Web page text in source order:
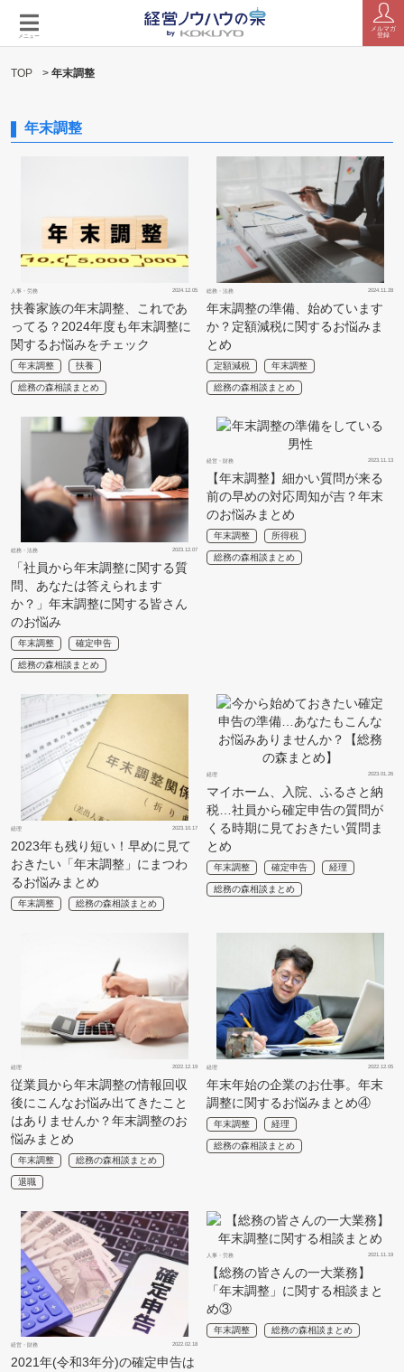
メニュー
メルマガ
登録
TOP > 年末調整
年末調整
人事・労務 2024.12.05
扶養家族の年末調整、これであ
ってる？2024年度も年末調整に
関するお悩みをチェック
年末調整 扶養
総務の森相談まとめ
総務・法務 2024.11.28
年末調整の準備、始めています
か？定額減税に関するお悩みま
とめ
定額減税 年末調整
総務の森相談まとめ
総務・法務 2023.12.07
「社員から年末調整に関する質
問、あなたは答えられます
か？」年末調整に関する皆さん
のお悩み
年末調整 確定申告
総務の森相談まとめ
経営・財務 2023.11.13
【年末調整】細かい質問が来る
前の早めの対応周知が吉？年末
のお悩みまとめ
年末調整 所得税
総務の森相談まとめ
経理 2023.10.17
2023年も残り短い！早めに見て
おきたい「年末調整」にまつわ
るお悩みまとめ
年末調整 総務の森相談まとめ
経理 2023.01.26
マイホーム、入院、ふるさと納
税…社員から確定申告の質問が
くる時期に見ておきたい質問ま
とめ
年末調整 確定申告 経理
総務の森相談まとめ
経理 2022.12.19
従業員から年末調整の情報回収
後にこんなお悩み出てきたこと
はありませんか？年末調整のお
悩みまとめ
年末調整 総務の森相談まとめ
退職
経理 2022.12.05
年末年始の企業のお仕事。年末
調整に関するお悩みまとめ④
年末調整 経理
総務の森相談まとめ
経営・財務 2022.02.18
2021年(令和3年分)の確定申告は
人事・労務 2021.11.19
【総務の皆さんの一大業務】
「年末調整」に関する相談まと
め③
年末調整 総務の森相談まとめ